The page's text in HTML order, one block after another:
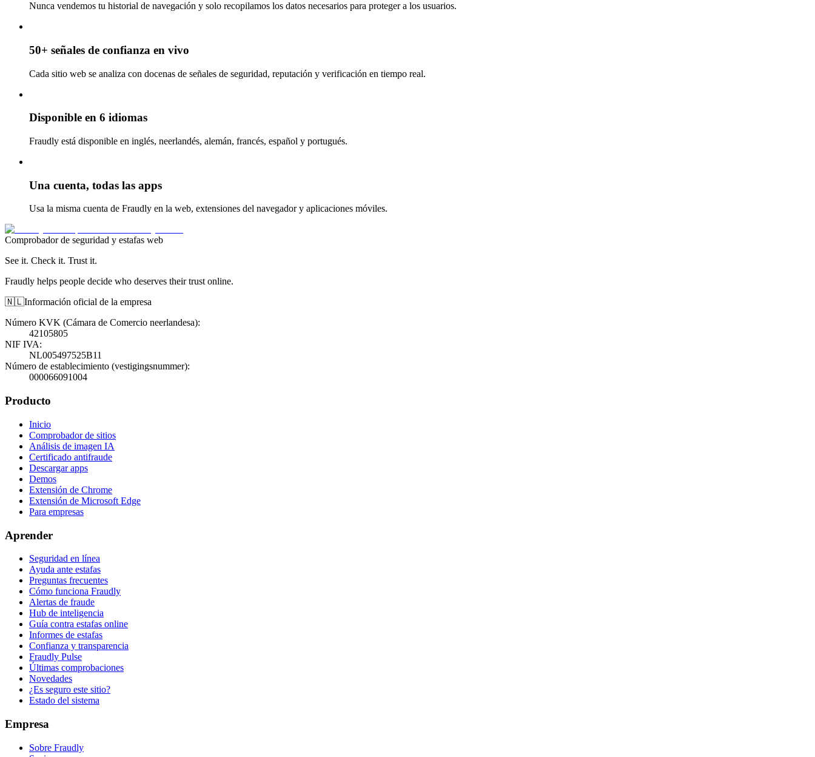
Nunca vendemos tu historial de navegación y solo recopilamos los datos necesarios para proteger a los usuarios.
50+ señales de confianza en vivo
Cada sitio web se analiza con docenas de señales de seguridad, reputación y verificación en tiempo real.
Disponible en 6 idiomas
Fraudly está disponible en inglés, neerlandés, alemán, francés, español y portugués.
Una cuenta, todas las apps
Usa la misma cuenta de Fraudly en la web, extensiones del navegador y aplicaciones móviles.
Comprobador de seguridad y estafas web
See it. Check it. Trust it.
Fraudly helps people decide who deserves their trust online.
🇳🇱Información oficial de la empresa
Número KVK (Cámara de Comercio neerlandesa):
42105805
NIF IVA:
NL005497525B11
Número de establecimiento (vestigingsnummer):
000066091004
Producto
Inicio
Comprobador de sitios
Análisis de imagen IA
Certificado antifraude
Descargar apps
Demos
Extensión de Chrome
Extensión de Microsoft Edge
Para empresas
Aprender
Seguridad en línea
Ayuda ante estafas
Preguntas frecuentes
Cómo funciona Fraudly
Alertas de fraude
Hub de inteligencia
Guía contra estafas online
Informes de estafas
Confianza y transparencia
Fraudly Pulse
Últimas comprobaciones
Novedades
¿Es seguro este sitio?
Estado del sistema
Empresa
Sobre Fraudly